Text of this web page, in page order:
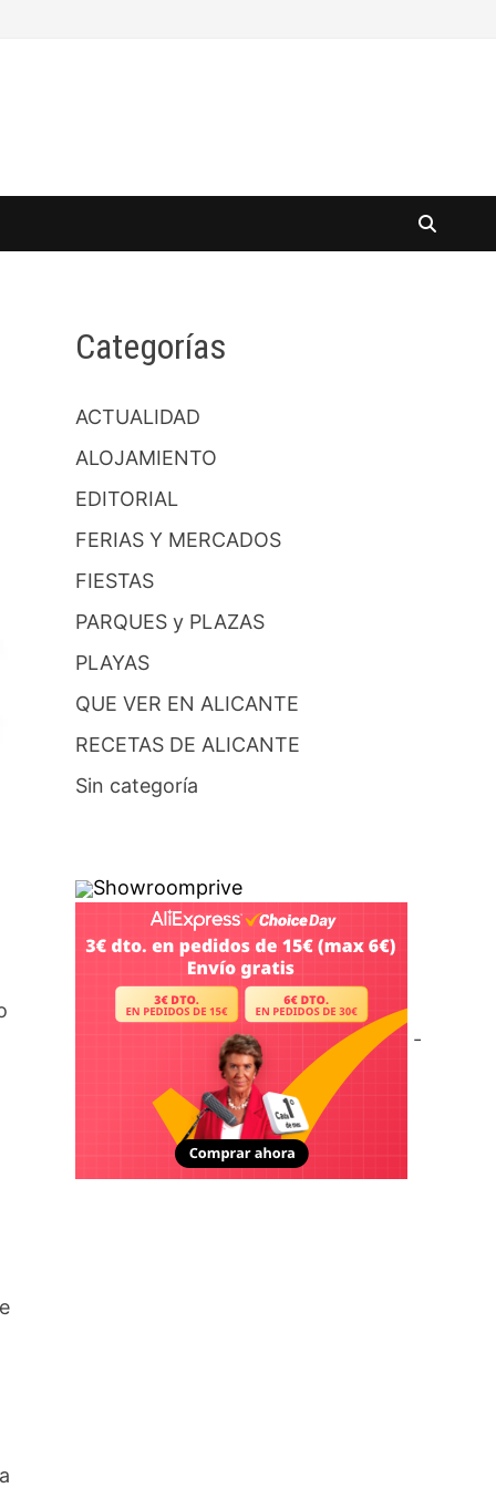
Categorías
ACTUALIDAD
ALOJAMIENTO
EDITORIAL
FERIAS Y MERCADOS
FIESTAS
PARQUES y PLAZAS
PLAYAS
QUE VER EN ALICANTE
RECETAS DE ALICANTE
Sin categoría
Showroomprive
-